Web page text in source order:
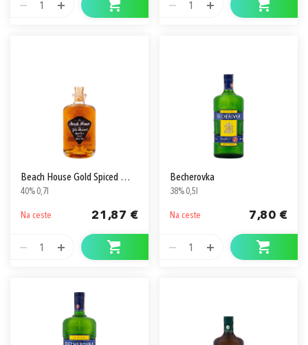
1 1
Beach House Gold Spiced Mauritius
40% 0,7l
Na ceste 21,87 €
1
Becherovka
38% 0,5l
Na ceste 7,80 €
1